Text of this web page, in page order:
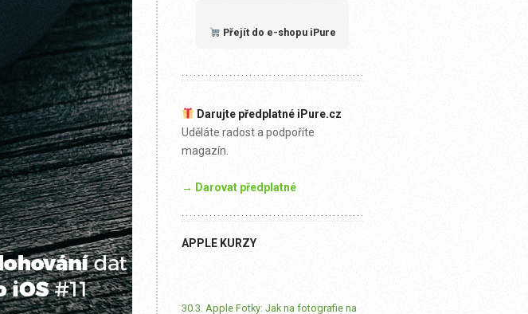
Přejít do e-shopu iPure
Darujte předplatné iPure.cz
Uděláte radost a podpoříte
magazín.
→ Darovat předplatné
APPLE KURZY
30.3. Apple Fotky: Jak na fotografie na